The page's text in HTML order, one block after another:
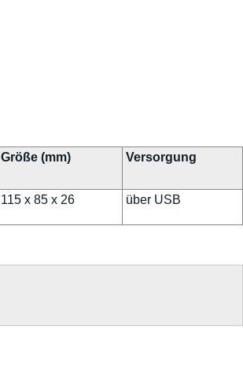
Größe (mm)
Versorgung
115 x 85 x 26 über USB